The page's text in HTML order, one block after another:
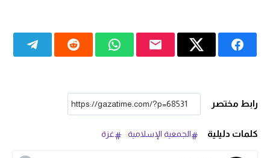
رابط مختصر
كلمات دليلية الجمعية الإسلامية غزة